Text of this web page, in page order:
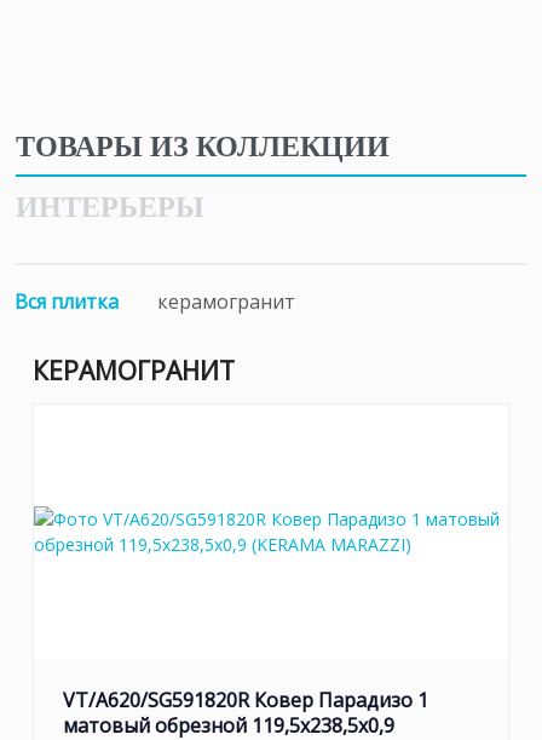
ТОВАРЫ ИЗ КОЛЛЕКЦИИ
ИНТЕРЬЕРЫ
Вся плитка керамогранит
КЕРАМОГРАНИТ
VT/A620/SG591820R Ковер Парадизо 1
матовый обрезной 119,5x238,5x0,9